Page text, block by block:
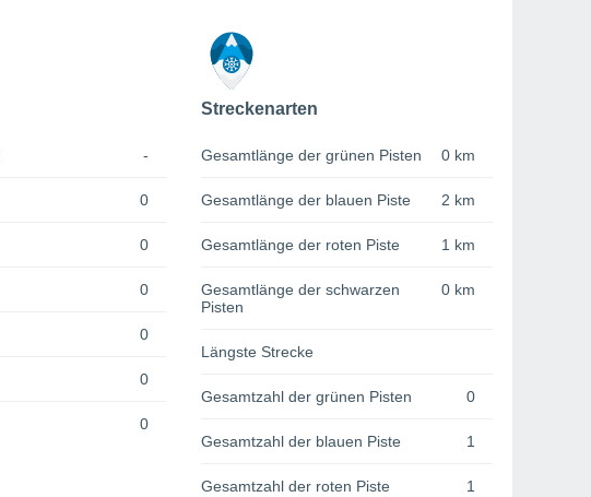
-
0
0
0
0
0
0
Streckenarten
Gesamtlänge der grünen Pisten 0 km
Gesamtlänge der blauen Piste 2 km
Gesamtlänge der roten Piste 1 km
Gesamtlänge der schwarzen
Pisten
0 km
Längste Strecke
Gesamtzahl der grünen Pisten 0
Gesamtzahl der blauen Piste 1
Gesamtzahl der roten Piste 1